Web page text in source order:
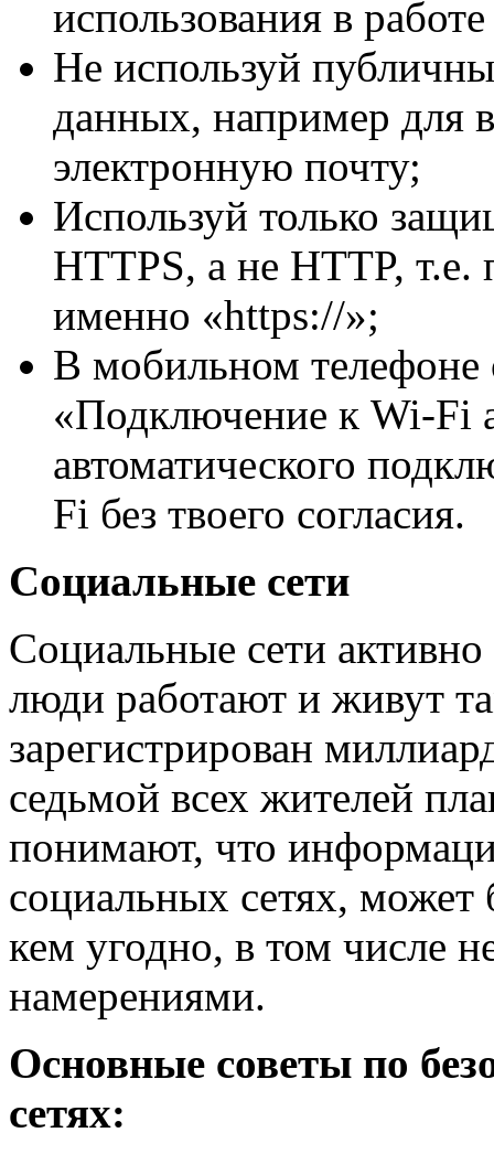
использования в
Не используй
данных, например для
электронную почту;
Используй только
HTTPS, а не HTTP, т.е.
именно «https://»;
В мобильном
«Подключение к Wi-Fi
автоматического
Fi без твоего согласия.
Социальные сети
Социальные сети
люди работают и живут
зарегистрирован
седьмой всех жителей
понимают, что
социальных сетях, может
кем угодно, в том числе
намерениями.
Основные советы по
сетях: